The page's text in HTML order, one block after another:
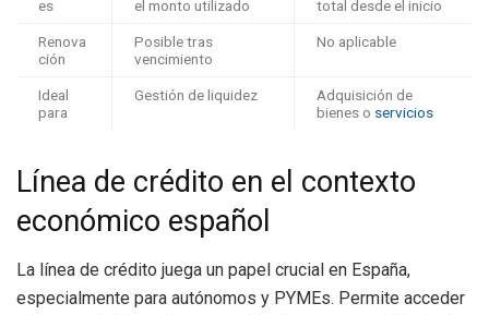
es el monto utilizado total desde el inicio
Renova
ción
Posible tras
vencimiento
No aplicable
Ideal
para
Gestión de liquidez
Adquisición de
bienes o servicios
Línea de crédito en el contexto
económico español
La línea de crédito juega un papel crucial en España,
especialmente para autónomos y PYMEs. Permite acceder